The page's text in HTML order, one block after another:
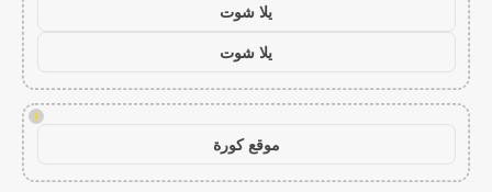
يلا شوت
يلا شوت
!
موقع كورة